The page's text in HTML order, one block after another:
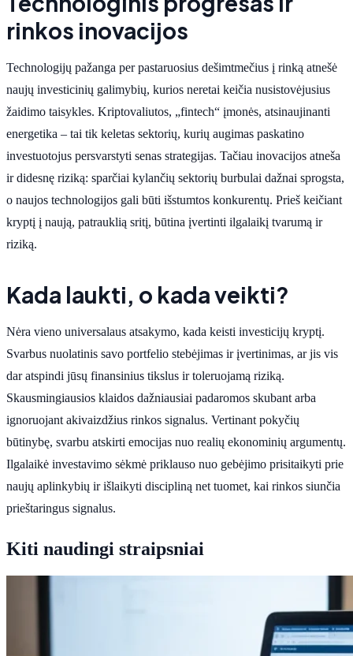
rinkos inovacijos
Technologijų pažanga per pastaruosius dešimtmečius į rinką atnešė
naujų investicinių galimybių, kurios neretai keičia nusistovėjusius
žaidimo taisykles. Kriptovaliutos, „fintech“ įmonės, atsinaujinanti
energetika – tai tik keletas sektorių, kurių augimas paskatino
investuotojus persvarstyti senas strategijas. Tačiau inovacijos atneša
ir didesnę riziką: sparčiai kylančių sektorių burbulai dažnai sprogsta,
o naujos technologijos gali būti išstumtos konkurentų. Prieš keičiant
kryptį į naują, patrauklią sritį, būtina įvertinti ilgalaikį tvarumą ir
riziką.
Kada laukti, o kada veikti?
Nėra vieno universalaus atsakymo, kada keisti investicijų kryptį.
Svarbus nuolatinis savo portfelio stebėjimas ir įvertinimas, ar jis vis
dar atspindi jūsų finansinius tikslus ir toleruojamą riziką.
Skausmingiausios klaidos dažniausiai padaromos skubant arba
ignoruojant akivaizdžius rinkos signalus. Vertinant pokyčių
būtinybę, svarbu atskirti emocijas nuo realių ekonominių argumentų.
Ilgalaikė investavimo sėkmė priklauso nuo gebėjimo prisitaikyti prie
naujų aplinkybių ir išlaikyti discipliną net tuomet, kai rinkos siunčia
prieštaringus signalus.
Kiti naudingi straipsniai